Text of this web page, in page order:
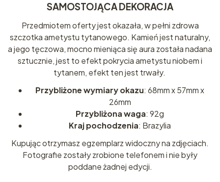
SAMOSTOJĄCA DEKORACJA
Przedmiotem oferty jest okazała, w pełni zdrowa
szczotka ametystu tytanowego. Kamień jest naturalny,
a jego tęczowa, mocno mieniąca się aura została nadana
sztucznie, jest to efekt pokrycia ametystu niobem i
tytanem, efekt ten jest trwały.
Przybliżone wymiary okazu: 68mm x 57mm x
26mm
Przybliżona waga: 92g
Kraj pochodzenia: Brazylia
Kupując otrzymasz egzemplarz widoczny na zdjęciach.
Fotografie zostały zrobione telefonem i nie były
poddane żadnej edycji.